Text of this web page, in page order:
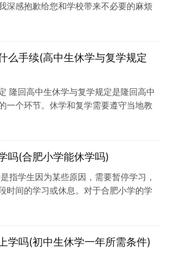
深感抱歉给您和学校带来不必要的麻烦
么手续(高中生休学与复学规定
隆回高中生休学与复学规定是隆回高中
一个环节。休学和复学需要遵守当地教
吗(合肥小学能休学吗)
指学生因为某些原因，需要暂停学习，
时间的学习或休息。对于合肥小学的学
学吗(初中生休学一年所需条件)